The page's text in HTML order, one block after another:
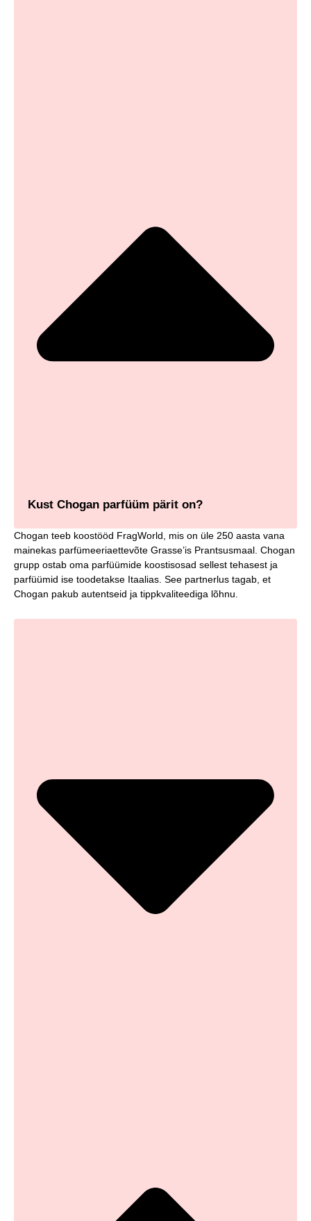
Kust Chogan parfüüm pärit on?
Chogan teeb koostööd FragWorld, mis on üle 250 aasta vana
mainekas parfümeeriaettevõte Grasse’is Prantsusmaal. Chogan
grupp ostab oma parfüümide koostisosad sellest tehasest ja
parfüümid ise toodetakse Itaalias. See partnerlus tagab, et
Chogan pakub autentseid ja tippkvaliteediga lõhnu.